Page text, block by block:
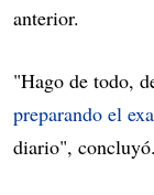
anterior.
"Hago de todo,
preparando el
diario", concluyó.